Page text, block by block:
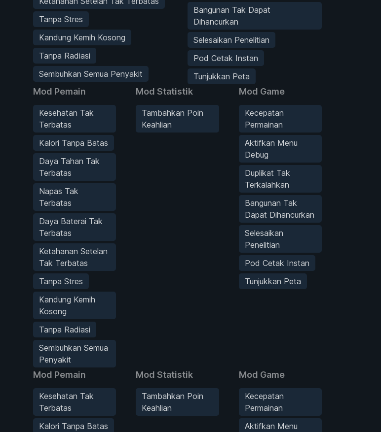
Tanpa Stres
Kandung Kemih Kosong
Tanpa Radiasi
Sembuhkan Semua Penyakit
Bangunan Tak Dapat
Dihancurkan
Selesaikan Penelitian
Pod Cetak Instan
Tunjukkan Peta
Mod Pemain
Kesehatan Tak
Terbatas
Kalori Tanpa Batas
Daya Tahan Tak
Terbatas
Napas Tak
Terbatas
Daya Baterai Tak
Terbatas
Ketahanan Setelan
Tak Terbatas
Tanpa Stres
Kandung Kemih
Kosong
Tanpa Radiasi
Sembuhkan Semua
Penyakit
Mod Statistik
Tambahkan Poin
Keahlian
Mod Game
Kecepatan
Permainan
Aktifkan Menu
Debug
Duplikat Tak
Terkalahkan
Bangunan Tak
Dapat Dihancurkan
Selesaikan
Penelitian
Pod Cetak Instan
Tunjukkan Peta
Mod Pemain
Kesehatan Tak
Terbatas
Kalori Tanpa Batas
Mod Statistik
Tambahkan Poin
Keahlian
Mod Game
Kecepatan
Permainan
Aktifkan Menu